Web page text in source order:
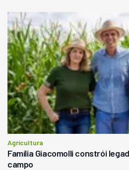
Agricultura
Família Giacomolli constrói
campo